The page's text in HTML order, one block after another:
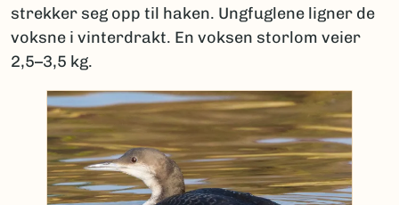
strekker seg opp til haken. Ungfuglene ligner de
voksne i vinterdrakt. En voksen storlom veier
2,5–3,5 kg.